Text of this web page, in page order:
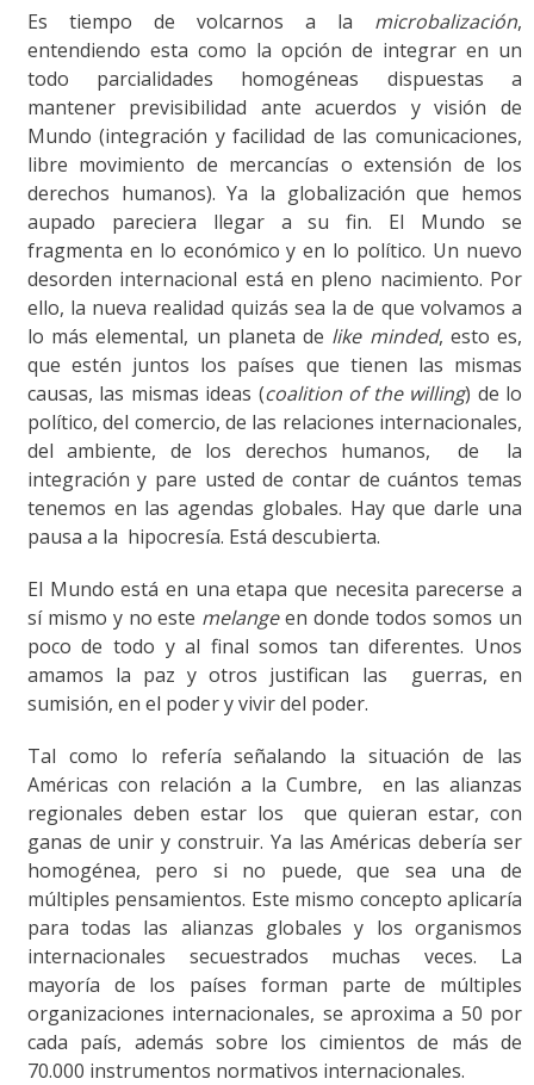
Es tiempo de volcarnos a la microbalización,
entendiendo esta como la opción de integrar en un
todo parcialidades homogéneas dispuestas a
mantener previsibilidad ante acuerdos y visión de
Mundo (integración y facilidad de las comunicaciones,
libre movimiento de mercancías o extensión de los
derechos humanos). Ya la globalización que hemos
aupado pareciera llegar a su fin. El Mundo se
fragmenta en lo económico y en lo político. Un nuevo
desorden internacional está en pleno nacimiento. Por
ello, la nueva realidad quizás sea la de que volvamos a
lo más elemental, un planeta de like minded, esto es,
que estén juntos los países que tienen las mismas
causas, las mismas ideas (coalition of the willing) de lo
político, del comercio, de las relaciones internacionales,
del ambiente, de los derechos humanos, de la
integración y pare usted de contar de cuántos temas
tenemos en las agendas globales. Hay que darle una
pausa a la hipocresía. Está descubierta.
El Mundo está en una etapa que necesita parecerse a
sí mismo y no este melangeen donde todos somos un
poco de todo y al final somos tan diferentes. Unos
amamos la paz y otros justifican las guerras, en
sumisión, en el poder y vivir del poder.
Tal como lo refería señalando la situación de las
Américas con relación a la Cumbre, en las alianzas
regionales deben estar los que quieran estar, con
ganas de unir y construir. Ya las Américas debería ser
homogénea, pero si no puede, que sea una de
múltiples pensamientos. Este mismo concepto aplicaría
para todas las alianzas globales y los organismos
internacionales secuestrados muchas veces. La
mayoría de los países forman parte de múltiples
organizaciones internacionales, se aproxima a 50 por
cada país, además sobre los cimientos de más de
70.000 instrumentos normativos internacionales.